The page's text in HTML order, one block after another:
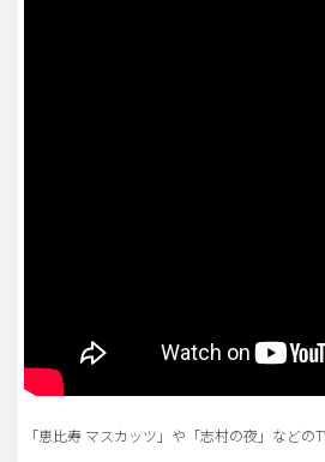
「恵比寿 マスカッツ」や「志村の夜」などの